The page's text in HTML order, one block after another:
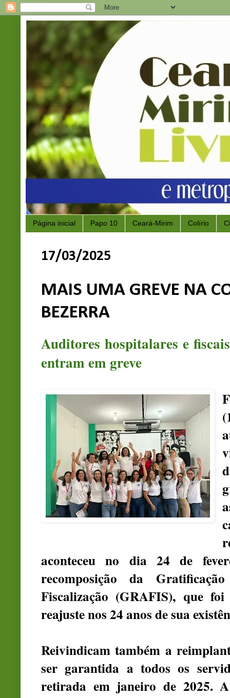
Página inicial Papo 10 Ceará-Mirim Colírio
17/03/2025
MAIS UMA GREVE NA
BEZERRA
Auditores hospitalares e
entram em greve
aconteceu no dia 24 de
recomposição da
Fiscalização (GRAFIS), que
reajuste nos 24 anos de sua
Reivindicam também a
ser garantida a todos os
retirada em janeiro de 2025.